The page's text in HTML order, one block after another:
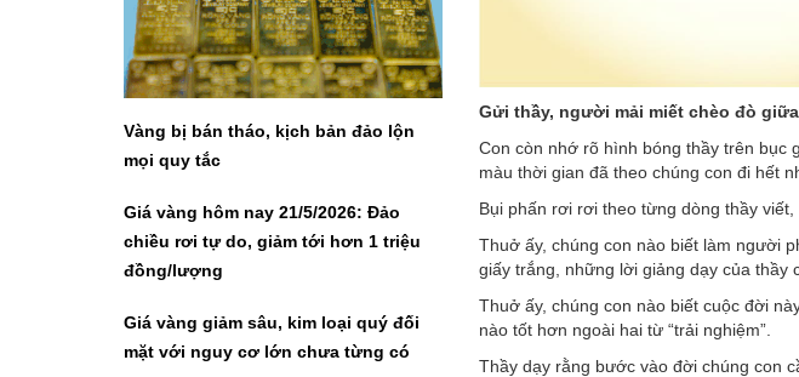
Vàng bị bán tháo, kịch bản đảo lộn
mọi quy tắc
Giá vàng hôm nay 21/5/2026: Đảo
chiều rơi tự do, giảm tới hơn 1 triệu
đồng/lượng
Giá vàng giảm sâu, kim loại quý đối
mặt với nguy cơ lớn chưa từng có
Gửi thầy, người mải miết chèo đò
Con còn nhớ rõ hình bóng thầy trên bục
màu thời gian đã theo chúng con đi hết
Bụi phấn rơi rơi theo từng dòng thầy
Thuở ấy, chúng con nào biết làm người
giấy trắng, những lời giảng dạy của
Thuở ấy, chúng con nào biết cuộc đời
nào tốt hơn ngoài hai từ “trải nghiệm”.
Thầy dạy rằng bước vào đời chúng con